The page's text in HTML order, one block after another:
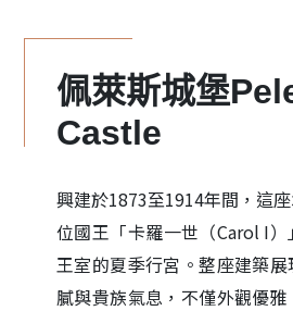
佩萊斯城堡
Castle
興建於1873至1914年間，這
位國王「卡羅一世（Carol I
王室的夏季行宮。整座建築
膩與貴族氣息，不僅外觀優